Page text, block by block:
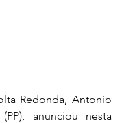
Redonda, Antonio
anunciou nesta